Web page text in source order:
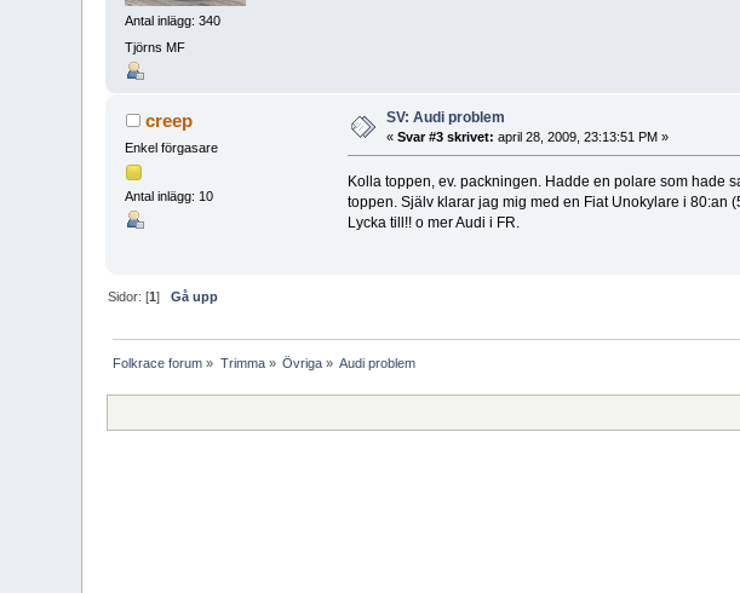
Antal inlägg: 340
Tjörns MF
creep
Enkel förgasare
Antal inlägg: 10
SV: Audi problem
«Svar #3 skrivet: april 28, 2009, 23:13:51 PM »
Kolla toppen, ev. packningen. Hadde en polare som hade
toppen. Själv klarar jag mig med en Fiat Unokylare i 80:an
Lycka till!! o mer Audi i FR.
Sidor: [1]Gå upp
Folkrace forum » Trimma» Övriga » Audi problem